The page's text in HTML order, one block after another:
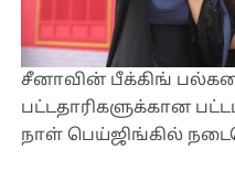
சீனாவின் பீக்கிங்
பட்டதாரிகளுக்கான
நாள் பெய்ஜிங்கில்